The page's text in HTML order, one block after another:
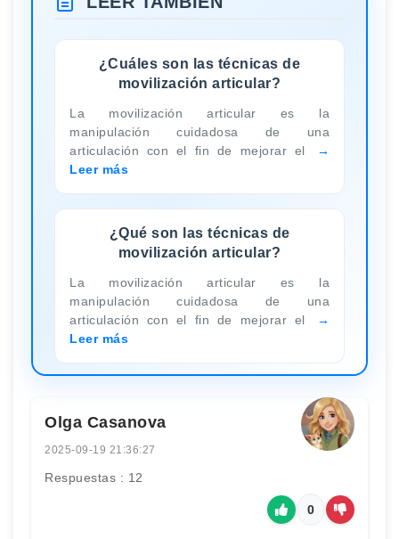
¿Cuáles son las técnicas de
movilización articular?
La movilización articular es la
manipulación cuidadosa de una
articulación con el fin de mejorar el
Leer más
¿Qué son las técnicas de
movilización articular?
La movilización articular es la
manipulación cuidadosa de una
articulación con el fin de mejorar el
Leer más
Olga Casanova
2025-09-19 21:36:27
Respuestas : 12
0